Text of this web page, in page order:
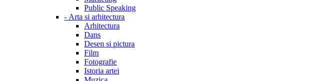
Public Speaking
- Arta si arhitectura
Arhitectura
Dans
Desen si pictura
Film
Fotografie
Istoria artei